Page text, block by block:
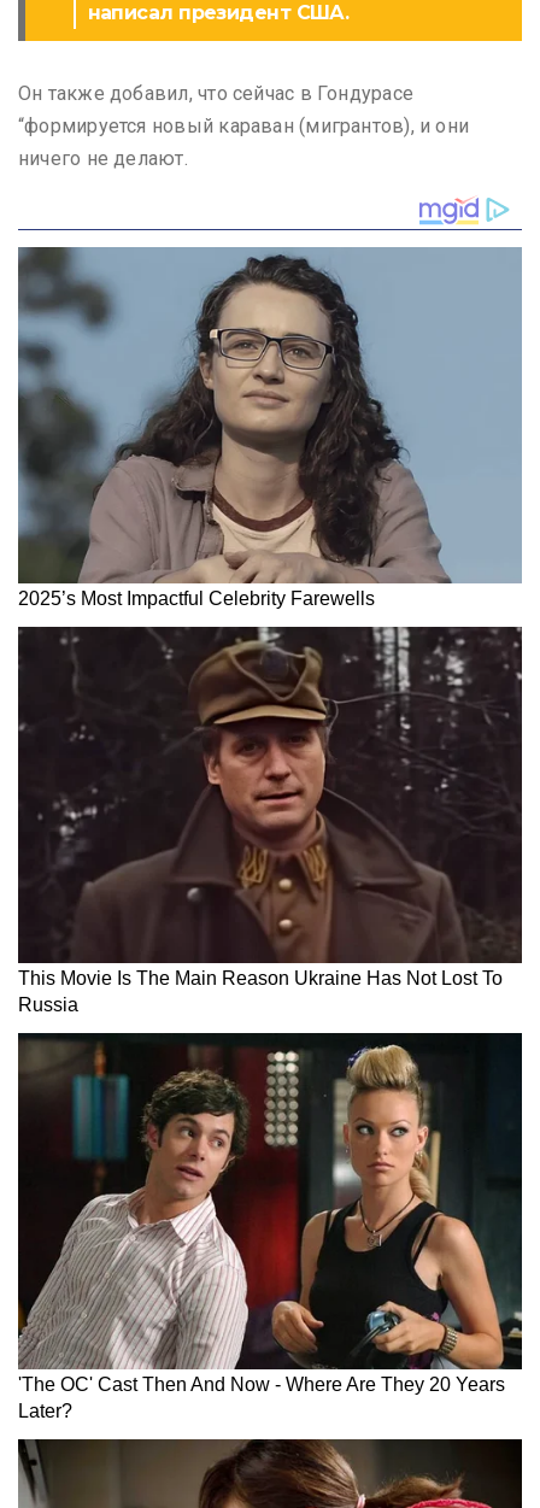
написал президент США.
Он также добавил, что сейчас в Гондурасе
“формируется новый караван (мигрантов), и они
ничего не делают.